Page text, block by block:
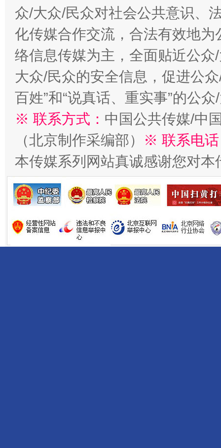
一批国家标准开始实施 从
以产业富民促振兴 酒驾
众/大众/民众对社会公共意识、
化传媒合作交流，合法有效地
络信息传媒为主，全面贴近公
大众/民众的安全信息，促进公
百姓”和“说真话、重实事”的公
※ 联系方式： 中国公共传媒/中
（北京制作采编部）
※ 联系电
本传媒系列网站真诚感谢您对